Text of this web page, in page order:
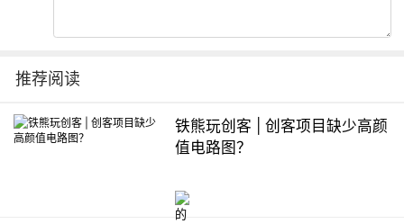
推荐阅读
铁熊玩创客 | 创客项目缺少高颜
值电路图？